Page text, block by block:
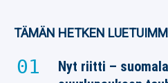
TÄMÄN HETKEN
Nyt riitti –